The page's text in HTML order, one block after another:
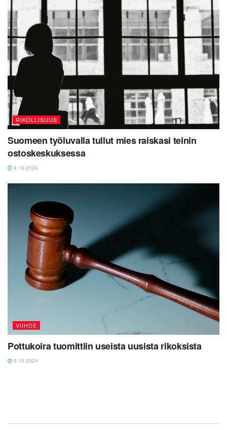
RIKOLLISUUS
Suomeen työluvalla tullut mies raiskasi teinin
ostoskeskuksessa
9.10.2024
VIIHDE
Pottukoira tuomittiin useista uusista rikoksista
5.10.2024